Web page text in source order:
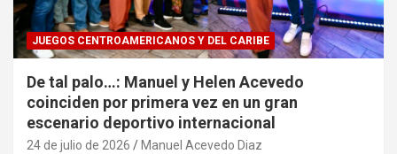
JUEGOS CENTROAMERICANOS Y DEL CARIBE
De tal palo…: Manuel y Helen Acevedo
coinciden por primera vez en un gran
escenario deportivo internacional
24 de julio de 2026 Manuel Acevedo Diaz